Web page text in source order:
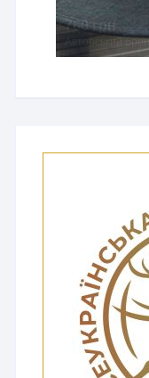
760 грн
Авторський